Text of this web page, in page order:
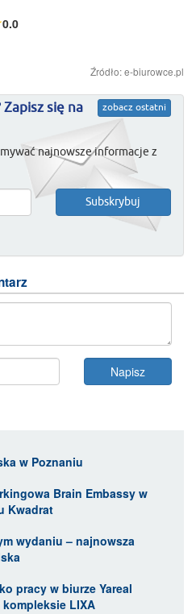
0.0
Źródło: e-biurowce.pl
zobacz ostatni
Zapisz się na
najnowsze informacje z
w Poznaniu
Brain Embassy w
Kwadrat
wydaniu – najnowsza
pracy w biurze Yareal
LIXA